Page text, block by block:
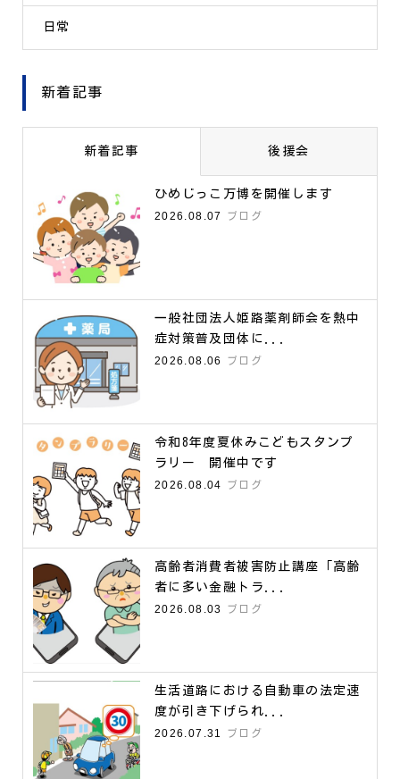
日常
新着記事
新着記事 後援会
ひめじっこ万博を開催します
2026.08.07
ブログ
一般社団法人姫路薬剤師会を熱中
症対策普及団体に...
2026.08.06
ブログ
令和8年度夏休みこどもスタンプ
ラリー 開催中です
2026.08.04
ブログ
高齢者消費者被害防止講座「高齢
者に多い金融トラ...
2026.08.03
ブログ
生活道路における自動車の法定速
度が引き下げられ...
2026.07.31
ブログ